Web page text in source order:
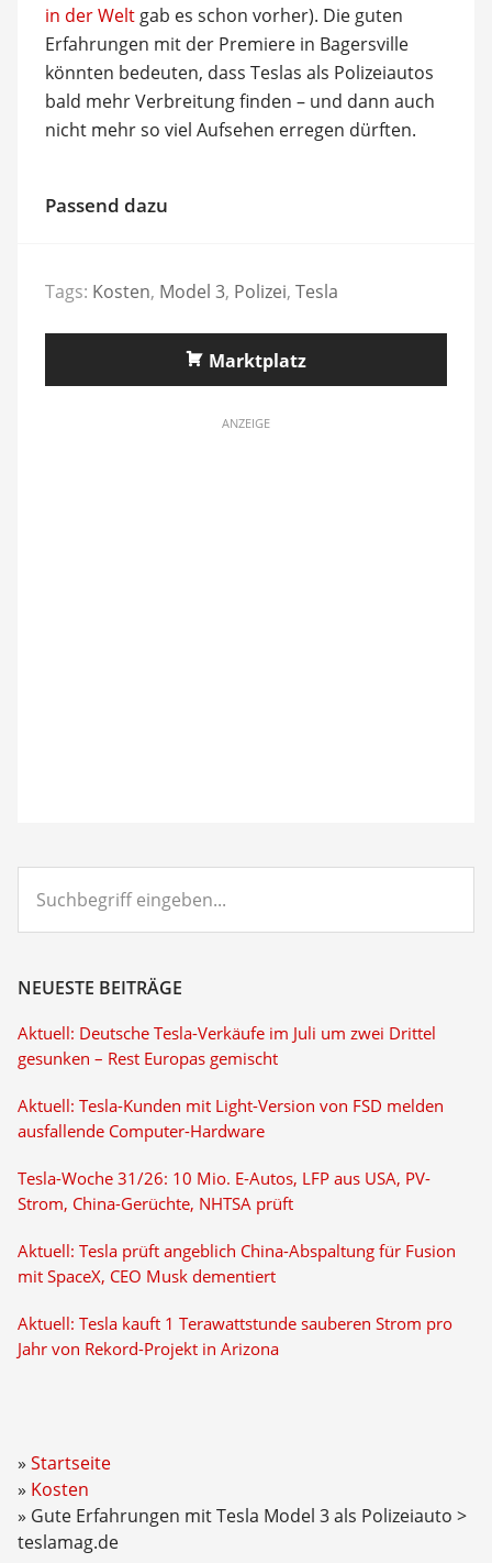
in der Weltgab es schon vorher). Die guten
Erfahrungen mit der Premiere in Bagersville
könnten bedeuten, dass Teslas als Polizeiautos
bald mehr Verbreitung finden – und dann auch
nicht mehr so viel Aufsehen erregen dürften.
Passend dazu
Tags: Kosten, Model 3, Polizei, Tesla
Marktplatz
ANZEIGE
eingeben...
NEUESTE BEITRÄGE
Aktuell: Deutsche Tesla-Verkäufe im Juli um zwei Drittel
gesunken – Rest Europas gemischt
Aktuell: Tesla-Kunden mit Light-Version von FSD melden
ausfallende Computer-Hardware
Tesla-Woche 31/26: 10 Mio. E-Autos, LFP aus USA, PV-
Strom, China-Gerüchte, NHTSA prüft
Aktuell: Tesla prüft angeblich China-Abspaltung für Fusion
mit SpaceX, CEO Musk dementiert
Aktuell: Tesla kauft 1 Terawattstunde sauberen Strom pro
Jahr von Rekord-Projekt in Arizona
Startseite
Kosten
Gute Erfahrungen mit Tesla Model 3 als Polizeiauto >
teslamag.de